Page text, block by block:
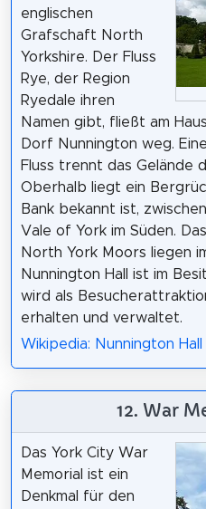
englischen
Grafschaft North
Yorkshire. Der Fluss
Rye, der Region
Ryedale ihren
Namen gibt, fließt am
Dorf Nunnington weg.
Fluss trennt das Gelände
Oberhalb liegt ein
Bank bekannt ist,
Vale of York im Süden.
North York Moors liegen
Nunnington Hall ist im
wird als
erhalten und verwaltet.
Wikipedia: Nunnington Hall
12. War
Das York City War
Memorial ist ein
Denkmal für den